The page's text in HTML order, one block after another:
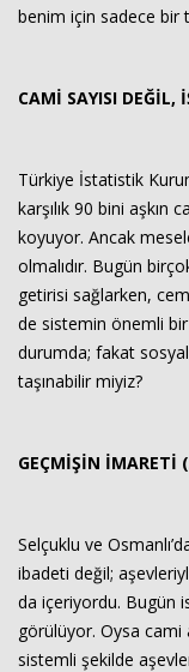
benim için sadece bir
CAMİ SAYISI DEĞİL,
Türkiye İstatistik
karşılık 90 bini
koyuyor. Ancak
olmalıdır. Bugün
getirisi sağlarken,
de sistemin önemli bir
durumda; fakat
taşınabilir miyiz?
GEÇMİŞİN İMARETİ
Selçuklu ve
ibadeti değil;
da içeriyordu. Bugün
görülüyor. Oysa cami
sistemli şekilde